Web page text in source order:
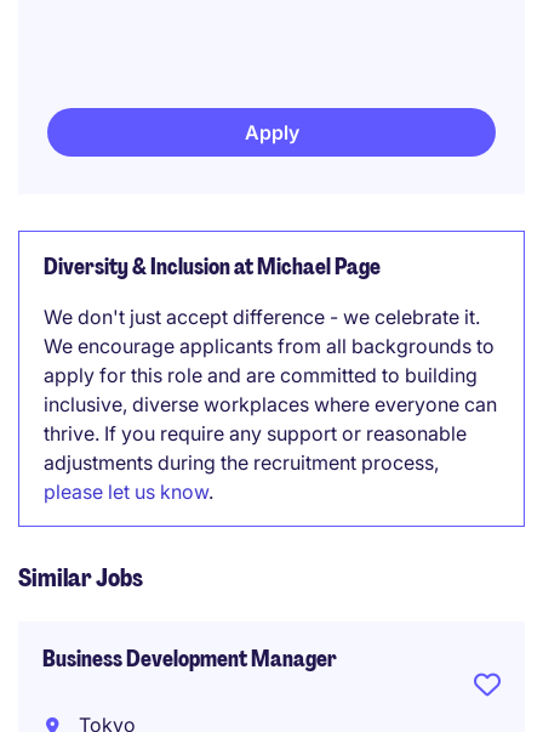
Apply
Diversity & Inclusion at Michael Page
We don't just accept difference - we celebrate it.
We encourage applicants from all backgrounds to
apply for this role and are committed to building
inclusive, diverse workplaces where everyone can
thrive. If you require any support or reasonable
adjustments during the recruitment process,
please let us know.
Similar Jobs
Business Development Manager
Tokyo